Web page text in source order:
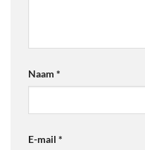
Naam *
E-mail *